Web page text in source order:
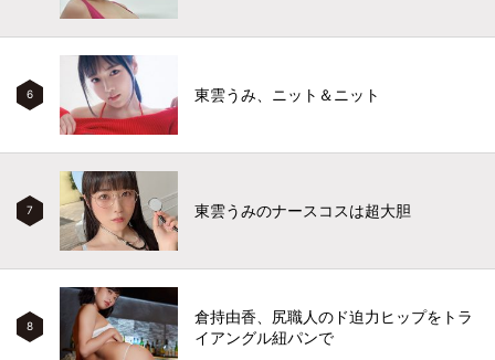
6 東雲うみ、ニット＆ニット
7 東雲うみのナースコスは超大胆
8
倉持由香、尻職人のド迫力ヒップをトラ
イアングル紐パンで